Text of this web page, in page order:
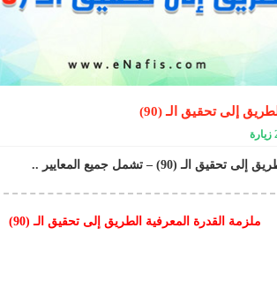
إلى تحقيق الـ (90)
(90) – تشمل جميع المعايير ..
ملزمة القدرة المعرفية الطريق إلى تحقيق الـ (90)